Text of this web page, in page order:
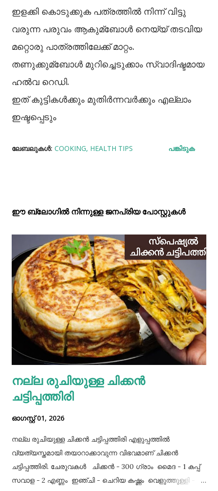
ഇളക്കി കൊടുക്കുക പത്രത്തില്‍ നിന്ന് വിട്ടു
വരുന്ന പരുവം ആകുമ്ബോള്‍ നെയ്യ് തടവിയ
മറ്റൊരു പാത്രത്തിലേക്ക് മാറ്റം.
തണുക്കുമ്ബോള്‍ മുറിച്ചെടുക്കാം സ്വാദിഷ്ടമായ
ഹല്‍വ റെഡി.
ഇത് കുട്ടികൾക്കും മുതിർന്നവർക്കും എല്ലാം
ഇഷ്ടപ്പെടും
ലേബലുകള്‍: COOKING HEALTH TIPS പങ്കിടുക
ഈ ബ്ലോഗിൽ നിന്നുള്ള ജനപ്രിയ പോസ്റ്റുകള്‍‌
നല്ല രുചിയുള്ള ചിക്കൻ
ചട്ടിപ്പത്തിരി
ഓഗസ്റ്റ് 01, 2026
നല്ല രുചിയുള്ള ചിക്കൻ ചട്ടിപ്പത്തിരി എളുപ്പത്തിൽ
വ്യത്യസ്തമായി തയാറാക്കാവുന്ന വിഭവമാണ് ചിക്കൻ
ചട്ടിപ്പത്തിരി. ചേരുവകൾ ചിക്കൻ - 300 ഗ്രാം മൈദ - 1 കപ്പ്‌
സവാള - 2 എണ്ണം ഇഞ്ചി - ചെറിയ കഷ്ണം വെളുത്തുള്ളി - 5